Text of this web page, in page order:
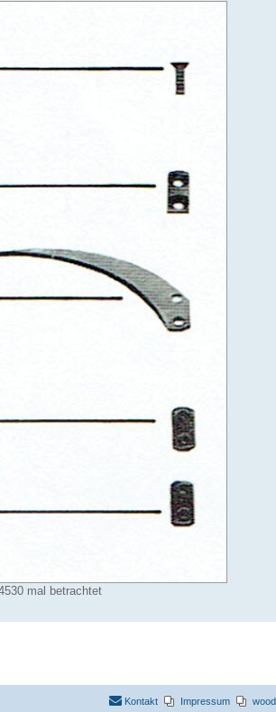
mal betrachtet
Impressum
Kontakt